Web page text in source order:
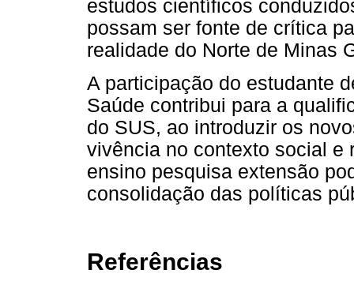
estudos científicos
possam ser fonte de crítica
realidade do Norte de Minas
A participação do estudante
Saúde contribui para a
do SUS, ao introduzir os
vivência no contexto social e
ensino pesquisa extensão
consolidação das políticas
Referências